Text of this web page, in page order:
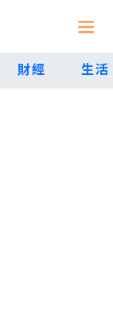
財經 生活